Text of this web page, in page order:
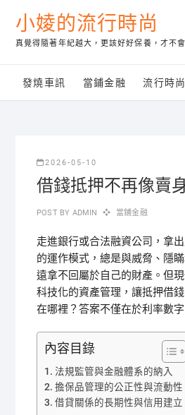
content
小婈的流行時尚
真覺得隨著年紀越大，更該好好保養，才不
發燒車訊 當鋪金融 流行時尚
2026-05-10
借錢抵押不再像賣
POST BY ADMIN 當鋪金融
走進銀行或合法融資公司，拿
的運作模式，總是與威脅、隱
遠拿不回屬於自己的財產。但
科技化的資產管理，讓抵押借
在哪裡？答案不僅在於利率數
內容目錄
法規監管與金融體系的納入
擔保品管理的公正性與流動性
借貸關係的長期性與信用建立